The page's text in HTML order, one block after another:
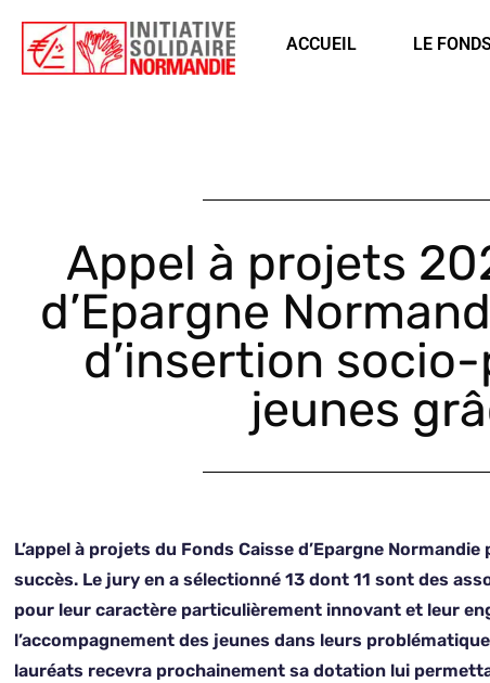
ACCUEIL LE
Appel à projets
d’Epargne
d’insertion
jeunes
L’appel à projets du Fonds Caisse d’Epargne
succès. Le jury en a sélectionné 13 dont 11 sont des
pour leur caractère particulièrement innovant et leur
l’accompagnement des jeunes dans leurs
lauréats recevra prochainement sa dotation lui